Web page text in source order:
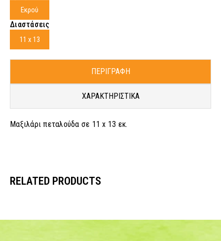
Εκρού
Διαστάσεις
11 x 13
ΠΕΡΙΓΡΑΦΗ
ΧΑΡΑΚΤΗΡΙΣΤΙΚΑ
Μαξιλάρι πεταλούδα σε 11 x 13 εκ.
RELATED PRODUCTS